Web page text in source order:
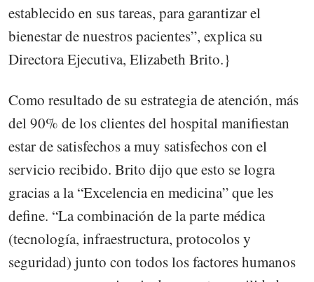
establecido en sus tareas, para garantizar el
bienestar de nuestros pacientes”, explica su
Directora Ejecutiva, Elizabeth Brito.}
Como resultado de su estrategia de atención, más
del 90% de los clientes del hospital manifiestan
estar de satisfechos a muy satisfechos con el
servicio recibido. Brito dijo que esto se logra
gracias a la “Excelencia en medicina” que les
define. “La combinación de la parte médica
(tecnología, infraestructura, protocolos y
seguridad) junto con todos los factores humanos